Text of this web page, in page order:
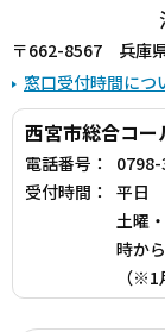
〒662-8567 兵庫県
窓口受付時間につ
西宮市総合コー
電話番号：
受付時間：
平日
土曜
時か
（※1